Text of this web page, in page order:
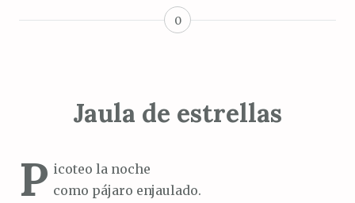
0
Jaula de estrellas
P icoteo la noche
como pájaro enjaulado.